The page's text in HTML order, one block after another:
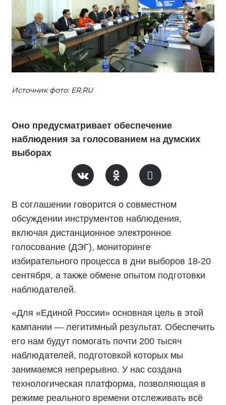
Источник фото: ER.RU
Оно предусматривает обеспечение
наблюдения за голосованием на думских
выборах
В соглашении говорится о совместном
обсуждении инструментов наблюдения,
включая дистанционное электронное
голосование (ДЭГ), мониторинге
избирательного процесса в дни выборов 18-20
сентября, а также обмене опытом подготовки
наблюдателей.
«Для «Единой России» основная цель в этой
кампании — легитимный результат. Обеспечить
его нам будут помогать почти 200 тысяч
наблюдателей, подготовкой которых мы
занимаемся непрерывно. У нас создана
технологическая платформа, позволяющая в
режиме реального времени отслеживать всё